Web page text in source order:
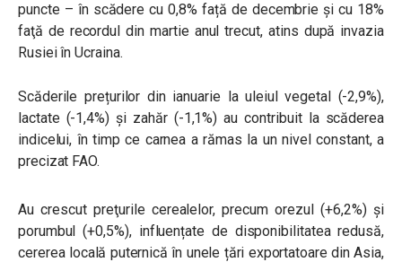
puncte – în scădere cu 0,8% față de decembrie şi cu 18%
faţă de recordul din martie anul trecut, atins după invazia
Rusiei în Ucraina.
Scăderile prețurilor din ianuarie la uleiul vegetal (-2,9%),
lactate (-1,4%) și zahăr (-1,1%) au contribuit la scăderea
indicelui, în timp ce carnea a rămas la un nivel constant, a
precizat FAO.
Au crescut preţurile cerealelor, precum orezul (+6,2%) și
porumbul (+0,5%), influențate de disponibilitatea redusă,
cererea locală puternică în unele țări exportatoare din Asia,